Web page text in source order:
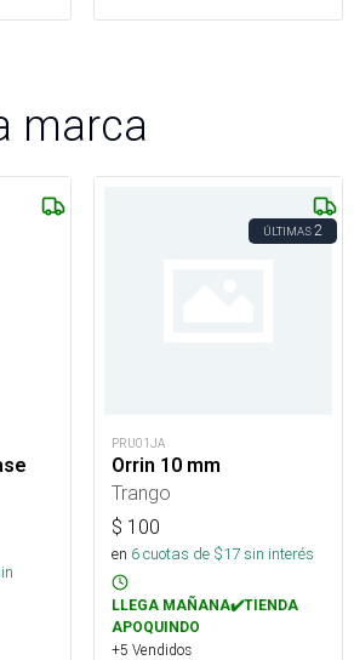
marca
ÚLTIMAS2
PRU01JA
Orrin 10 mm
Trango
$ 100
en 6cuotas de $17sin interés
LLEGA MAÑANA✔️TIENDA
APOQUINDO
+5 Vendidos